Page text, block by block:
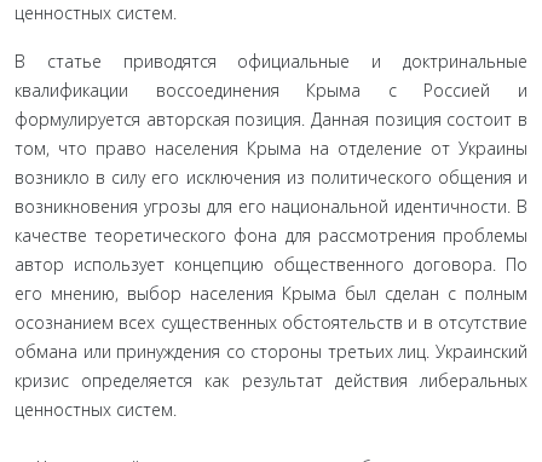
ценностных систем.
В статье приводятся официальные и доктринальные
квалификации воссоединения Крыма с Россией и
формулируется авторская позиция. Данная позиция состоит в
том, что право населения Крыма на отделение от Украины
возникло в силу его исключения из политического общения и
возникновения угрозы для его национальной идентичности. В
качестве теоретического фона для рассмотрения проблемы
автор использует концепцию общественного договора. По
его мнению, выбор населения Крыма был сделан с полным
осознанием всех существенных обстоятельств и в отсутствие
обмана или принуждения со стороны третьих лиц. Украинский
кризис определяется как результат действия либеральных
ценностных систем.